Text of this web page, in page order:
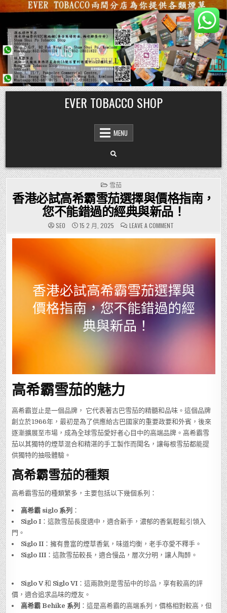
Skip
to
content
EVER TOBACCO SHOP
MENU
POSTED
IN
雪茄
香港必試高希霸雪茄選擇與價格指南，
您不能錯過的經典與新品！
SEO 15 2 月, 2025 LEAVE A COMMENT
香
港
茄
選
擇
與
價
格
指
與
高希霸雪茄的魅力
高希霸豈止是一個品牌， 它代表著古巴雪茄的精髓和品味。這個品牌
創立於1966年，最初是為了供應給古巴國家的重要政要和外賓，後來
逐漸擴展至市場，成為全球雪茄愛好者心目中的高端品牌。高希霸雪
茄以其獨特的煙草混合和精湛的手工製作而聞名，讓每根雪茄都能提
供獨特的抽吸體驗。
高希霸雪茄的種類
高希霸雪茄的種類繁多，主要包括以下幾個系列：
高希霸 siglo 系列 ：
Siglo I ：這款雪茄長度適中，適合新手，濃郁的香氣輕鬆引領入
門。
Siglo II ：擁有豊富的煙草香氣，味道均衡，老手亦愛不釋手。
Siglo III ：這款雪茄較長，適合慢品，層次分明，讓人陶醉。
Siglo V和 Siglo VI ：這兩款則是雪茄中的珍品，享有較高的評
價，適合追求品味的煙友。
高希霸 Behike 系列 ：這是高希霸的高端系列，價格相對較高，但